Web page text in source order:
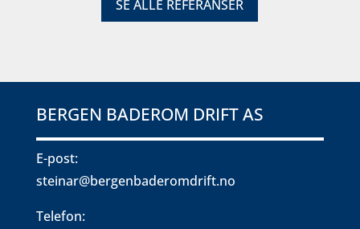
SE ALLE REFERANSER
BERGEN BADEROM DRIFT AS
E-post:
steinar@bergenbaderomdrift.no
Telefon: